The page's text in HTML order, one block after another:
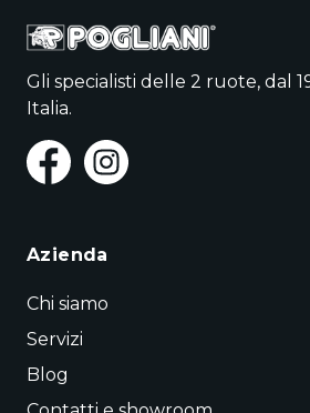
Gli specialisti delle 2 ruote, dal
Italia.
Azienda
Chi siamo
Servizi
Blog